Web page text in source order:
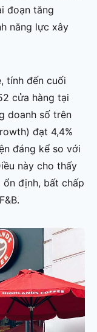
đoạn tăng
năng lực xây
tính đến cuối
cửa hàng tại
doanh số trên
đạt 4,4%
đáng kể so với
này cho thấy
định, bất chấp